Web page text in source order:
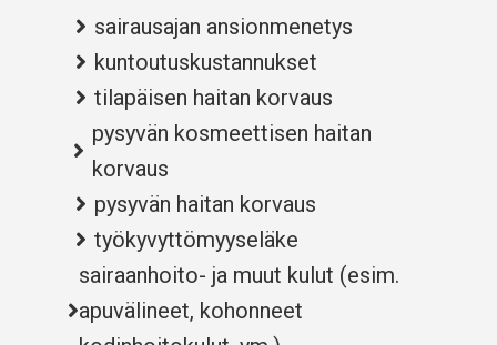
sairausajan ansionmenetys
kuntoutuskustannukset
tilapäisen haitan korvaus
pysyvän kosmeettisen haitan
korvaus
pysyvän haitan korvaus
työkyvyttömyyseläke
sairaanhoito- ja muut kulut (esim.
apuvälineet, kohonneet